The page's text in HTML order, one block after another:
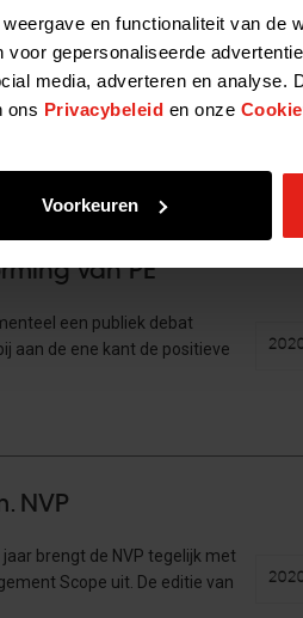
en functionaliteit van de
gepersonaliseerde
media, adverteren en analyse.
ons Privacybeleid en onze
Voorkeuren
equity. Verslag
ging de Vaste commissie
‘Private Equity: einde
in Financial
van PE"
een publiek debat
aan de ene kant de positieve
NVP
brengt de NVP tegelijk met
Scope uit. De editie van